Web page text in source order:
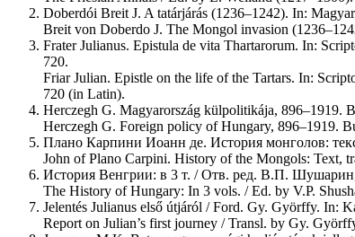
Doberdói Breit J. A tatárjárás (1236–1242). In:
Breit von Doberdo J. The Mongol invasion
Frater Julianus. Epistula de vita Thartarorum. In:
720.
Friar Julian. Epistle on the life of the Tartars. In:
720 (in Latin).
Herczegh G. Magyarország külpolitikája, 896–1919.
Herczegh G. Foreign policy of Hungary, 896–1919.
Плано Карпини Иоанн де. История монголов:
John of Plano Carpini. History of the Mongols: Text,
История Венгрии: в 3 т. / Отв. ред. В.П.
The History of Hungary: In 3 vols. / Ed. by V.P.
Jelentés Julianus első útjáról / Ford. Gy. Györffy. In:
Report on Julian’s first journey / Transl. by Gy.